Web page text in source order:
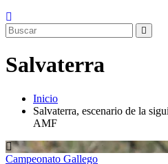
Salvaterra
Inicio
Salvaterra, escenario de la
AMF
Campeonato Gallego